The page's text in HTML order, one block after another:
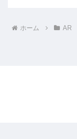
ホーム AR